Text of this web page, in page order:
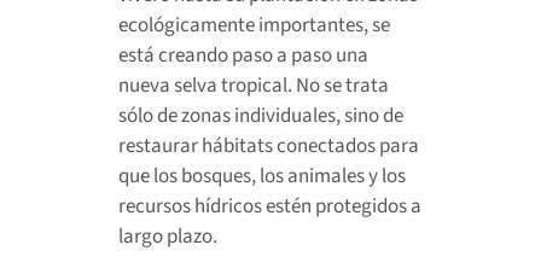
ecológicamente importantes, se
está creando paso a paso una
nueva selva tropical. No se trata
sólo de zonas individuales, sino de
restaurar hábitats conectados para
que los bosques, los animales y los
recursos hídricos estén protegidos a
largo plazo.